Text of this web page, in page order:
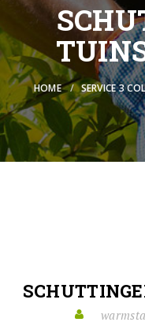
HOME SERVICE 3